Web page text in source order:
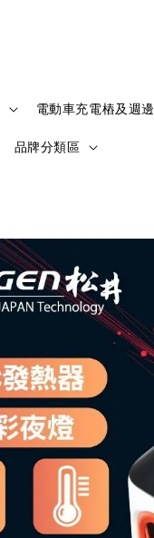
電動車充電樁及週邊
品牌分類區